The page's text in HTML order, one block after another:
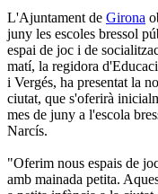
L'Ajuntament de Girona
juny les escoles bressol
espai de joc i de
matí, la regidora
i Vergés, ha presentat la
ciutat, que s'oferirà
mes de juny a l'escola
Narcís.
"Oferim nous espais de
amb mainada petita.